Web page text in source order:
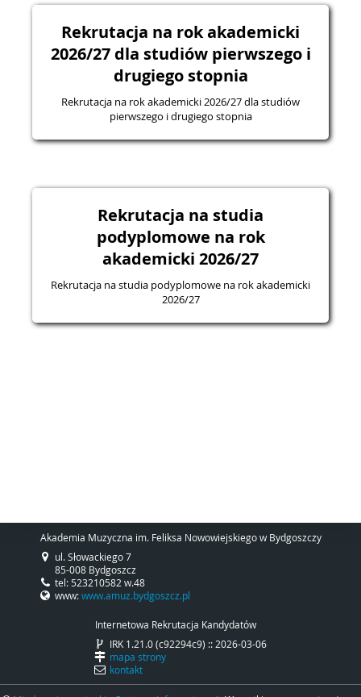
Rekrutacja na rok akademicki
2026/27 dla studiów pierwszego i
drugiego stopnia
Rekrutacja na rok akademicki 2026/27 dla studiów
pierwszego i drugiego stopnia
Rekrutacja na studia
podyplomowe na rok
akademicki 2026/27
Rekrutacja na studia podyplomowe na rok akademicki
2026/27
Akademia Muzyczna im. Feliksa Nowowiejskiego w Bydgoszczy
ul. Słowackiego 7
85-008 Bydgoszcz
tel: 523210582 w.48
www:www.amuz.bydgoszcz.pl
Internetowa Rekrutacja Kandydatów
IRK 1.21.0 (c92294c9) :: 2026-03-06
mapa strony
kontakt